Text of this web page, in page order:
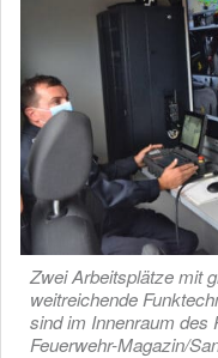
Zwei Arbeitsplätze mit
weitreichende
sind im Innenraum des
Feuerwehr-Magazin/